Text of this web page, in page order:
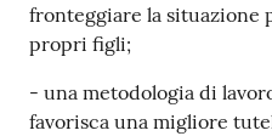
fronteggiare la situazione
propri figli;
- una metodologia di
favorisca una migliore